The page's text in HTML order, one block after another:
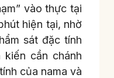
vào thực tại
hiện tại, nhờ
sát đặc tính
cần chánh
của nama và